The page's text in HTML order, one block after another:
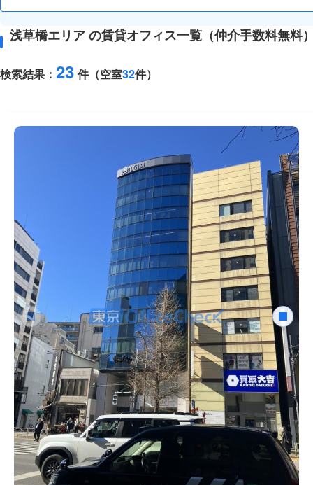
浅草橋エリア の賃貸オフィス一覧（仲介手数料無料
検索結果： 23 件（空室32件）